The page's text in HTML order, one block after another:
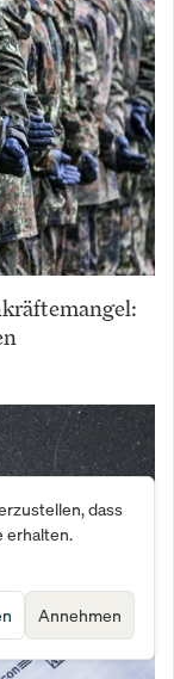
dass
erhalten.
Annehmen